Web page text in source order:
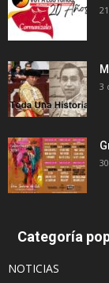
3
Categoría
NOTICIAS